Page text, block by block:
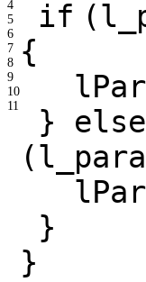
4
5
6
7
8
9
10
11
if
{
} else
}
}